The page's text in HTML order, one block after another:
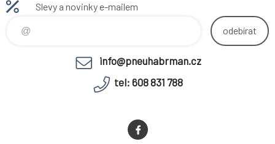
Slevy a novinky e-mailem
odebírat
info@pneuhabrman.cz
tel: 608 831 788